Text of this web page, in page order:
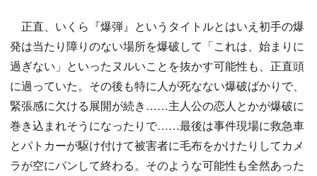
正直、いくら『爆弾』というタイトルとはいえ初手の爆
発は当たり障りのない場所を爆破して「これは、始まりに
過ぎない」といったヌルいことを抜かす可能性も、正直頭
に過っていた。その後も特に人が死なない爆破ばかりで、
緊張感に欠ける展開が続き……主人公の恋人とかが爆破に
巻き込まれそうになったりで……最後は事件現場に救急車
とパトカーが駆け付けて被害者に毛布をかけたりしてカメ
ラが空にパンして終わる。そのような可能性も全然あった